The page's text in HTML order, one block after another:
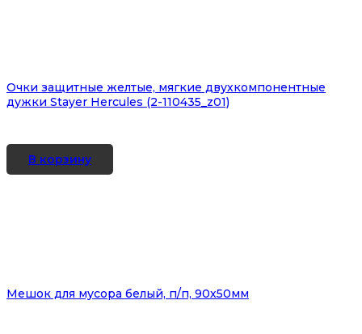
Очки защитные желтые, мягкие двухкомпонентные
дужки Stayer Hercules (2-110435_z01)
В корзину
Мешок для мусора белый, п/п, 90х50мм